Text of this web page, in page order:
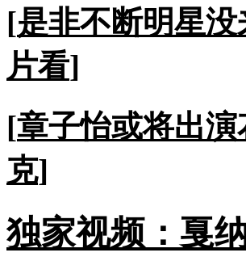
[是非不断明星
片看]
[章子怡或将出演
克]
独家视频：戛